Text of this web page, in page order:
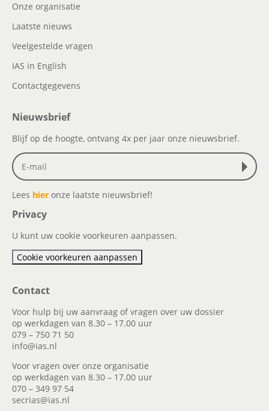
Onze organisatie
Laatste nieuws
Veelgestelde vragen
IAS in English
Contactgegevens
Nieuwsbrief
Blijf op de hoogte, ontvang 4x per jaar onze nieuwsbrief.
Lees hier onze laatste nieuwsbrief!
Privacy
U kunt uw cookie voorkeuren aanpassen.
Cookie voorkeuren aanpassen
Contact
Voor hulp bij uw aanvraag of vragen over uw dossier
op werkdagen van 8.30 – 17.00 uur
079 – 750 71 50
info@ias.nl
Voor vragen over onze organisatie
op werkdagen van 8.30 – 17.00 uur
070 – 349 97 54
secrias@ias.nl